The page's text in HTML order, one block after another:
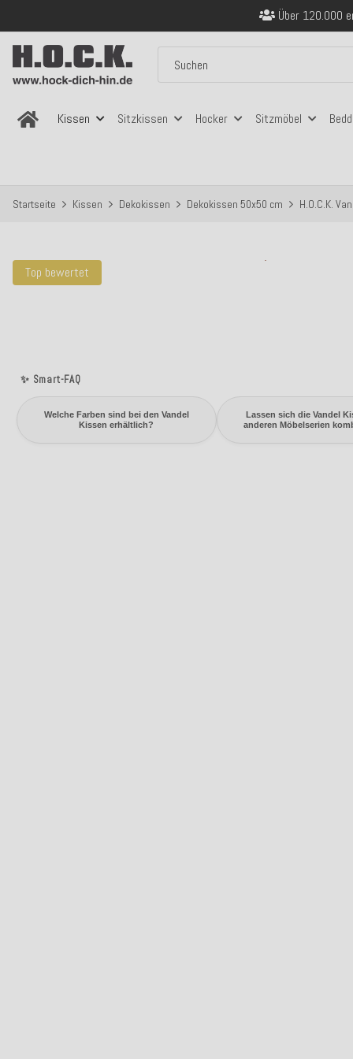
Sicher
Kostenloser Versand
Kissen Sitzkissen Hocker Sitzmöbel
Startseite Kissen Dekokissen Dekokissen 50x50 cm H.O.C.K.
Top bewertet
✨ Smart-FAQ
Welche Farben sind bei den Vandel
Kissen erhältlich?
Lassen sich die Vandel
anderen Möbelserien